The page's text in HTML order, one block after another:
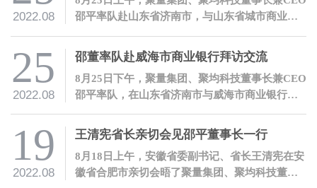
2022.08
邵平率队赴山东省济南市，与山东省城市商业银
25
2022.08
邵董率队赴威海市商业银行拜访交流
8月25日下午，聚量集团、聚均科技董事长兼CEO
邵平率队，在山东省济南市与威海市商业银行开
19
2022.08
王清宪省长亲切会见邵平董事长一行
8月18日上午，安徽省委副书记、省长王清宪在安
徽省合肥市亲切会晤了聚量集团、聚均科技董事